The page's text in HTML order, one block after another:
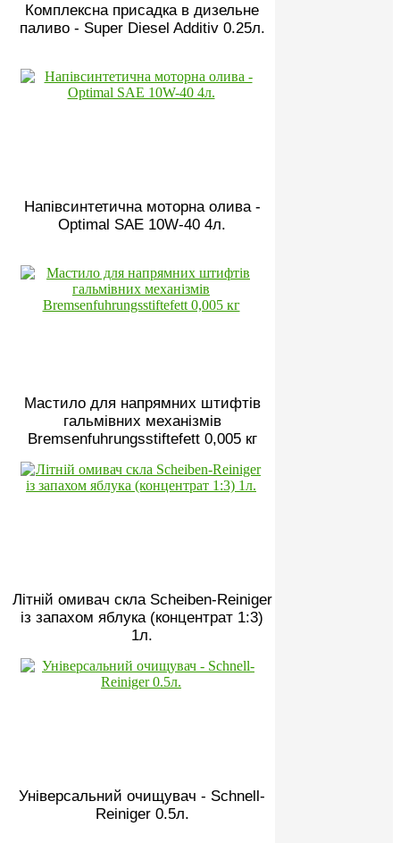
Комплексна присадка в дизельне
паливо - Super Diesel Additiv 0.25л.
Напівсинтетична моторна олива -
Optimal SAE 10W-40 4л.
Мастило для напрямних штифтів
гальмівних механізмів
Bremsenfuhrungsstiftefett 0,005 кг
Літній омивач скла Scheiben-Reiniger
із запахом яблука (концентрат 1:3)
1л.
Універсальний очищувач - Schnell-
Reiniger 0.5л.